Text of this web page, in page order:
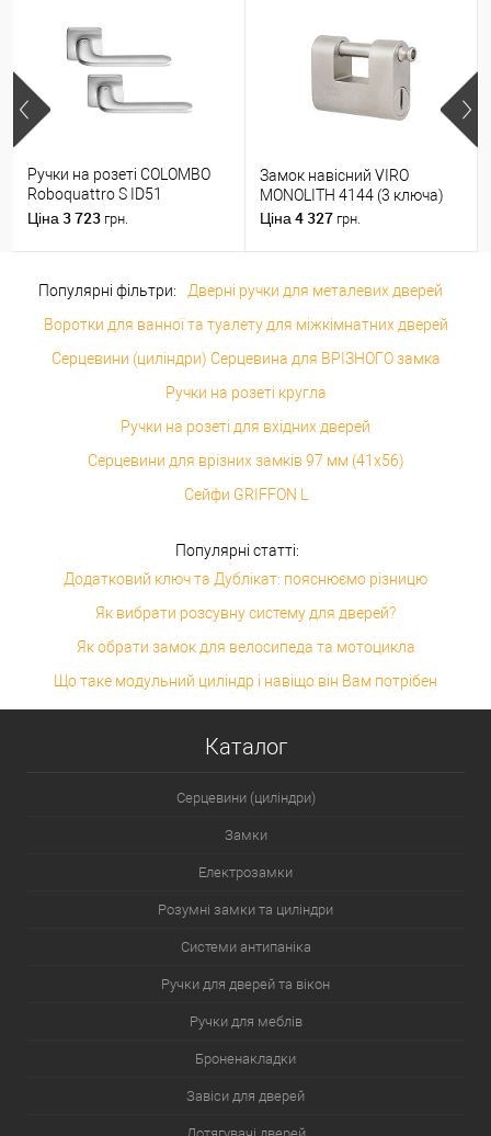
Ручки на розеті COLOMBO
Roboquattro S ID51
(PT19BZG-PT13) матовий
Ціна 3 723 грн.
Замок навісний VIRO
MONOLITH 4144 (3 ключа)
Ціна 4 327 грн.
Популярні фільтри:
Дверні ручки для металевих дверей
Воротки для ванної та туалету для міжкімнатних дверей
Серцевини (циліндри) Серцевина для ВРІЗНОГО замка
Ручки на розеті кругла
Ручки на розеті для вхідних дверей
Серцевини для врізних замків 97 мм (41x56)
Сейфи GRIFFON L
Популярні статті:
Додатковий ключ та Дублікат: пояснюємо різницю
Як вибрати розсувну систему для дверей?
Як обрати замок для велосипеда та мотоцикла
Що таке модульний циліндр і навіщо він Вам потрібен
Каталог
Серцевини (циліндри)
Замки
Електрозамки
Розумні замки та циліндри
Системи антипаніка
Ручки для дверей та вікон
Ручки для меблів
Броненакладки
Завіси для дверей